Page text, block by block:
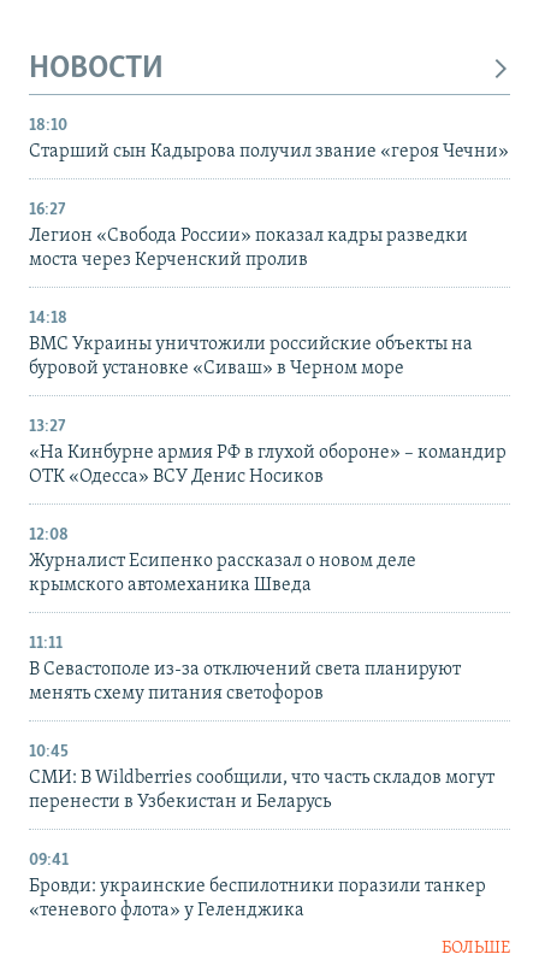
НОВОСТИ
18:10
Старший сын Кадырова получил звание «героя Чечни»
16:27
Легион «Свобода России» показал кадры разведки
моста через Керченский пролив
14:18
ВМС Украины уничтожили российские объекты на
буровой установке «Сиваш» в Черном море
13:27
«На Кинбурне армия РФ в глухой обороне» – командир
ОТК «Одесса» ВСУ Денис Носиков
12:08
Журналист Есипенко рассказал о новом деле
крымского автомеханика Шведа
11:11
В Севастополе из-за отключений света планируют
менять схему питания светофоров
10:45
СМИ: В Wildberries сообщили, что часть складов могут
перенести в Узбекистан и Беларусь
09:41
Бровди: украинские беспилотники поразили танкер
«теневого флота» у Геленджика
БОЛЬШЕ